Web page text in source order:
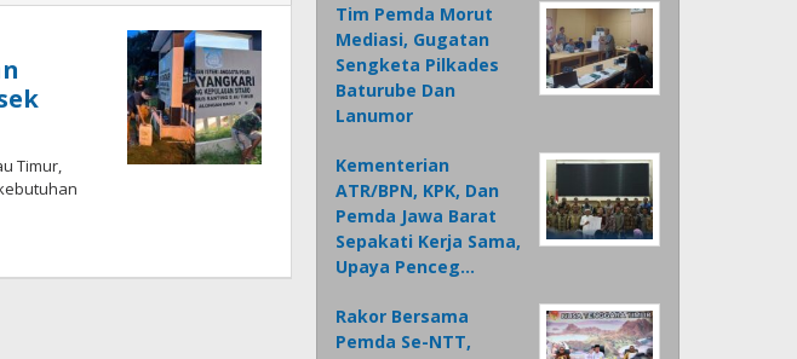
Timur,
Tim Pemda Morut
Mediasi, Gugatan
Sengketa Pilkades
Baturube Dan
Lanumor
Kementerian
ATR/BPN, KPK, Dan
Pemda Jawa Barat
Sepakati Kerja Sama,
Upaya Penceg…
Rakor Bersama
Pemda Se-NTT,